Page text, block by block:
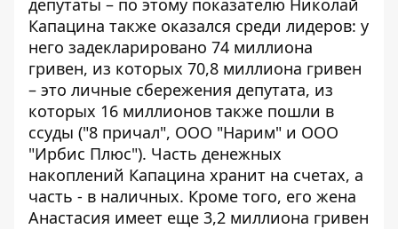
депутаты – по этому показателю Николай
Капацина также оказался среди лидеров: у
него задекларировано 74 миллиона
гривен, из которых 70,8 миллиона гривен
– это личные сбережения депутата, из
которых 16 миллионов также пошли в
ссуды ("8 причал", ООО "Нарим" и ООО
"Ирбис Плюс"). Часть денежных
накоплений Капацина хранит на счетах, а
часть - в наличных. Кроме того, его жена
Анастасия имеет еще 3,2 миллиона гривен